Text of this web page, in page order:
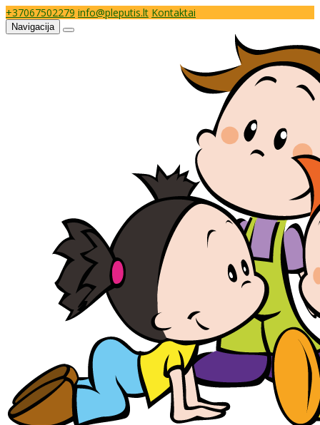
+37067502279 info@pleputis.lt Kontaktai
Navigacija